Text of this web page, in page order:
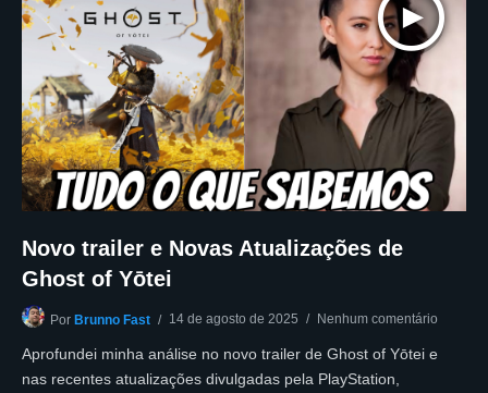
Novo trailer e Novas Atualizações de
Ghost of Yōtei
Por Brunno Fast 14 de agosto de 2025 Nenhum comentário
Aprofundei minha análise no novo trailer de Ghost of Yōtei e
nas recentes atualizações divulgadas pela PlayStation,